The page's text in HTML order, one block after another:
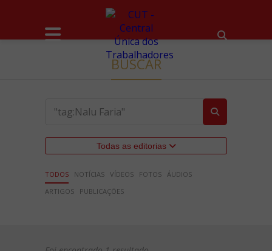
BUSCAR
Todas as editorias
TODOS NOTÍCIAS VÍDEOS FOTOS ÁUDIOS
ARTIGOS
PUBLICAÇÕES